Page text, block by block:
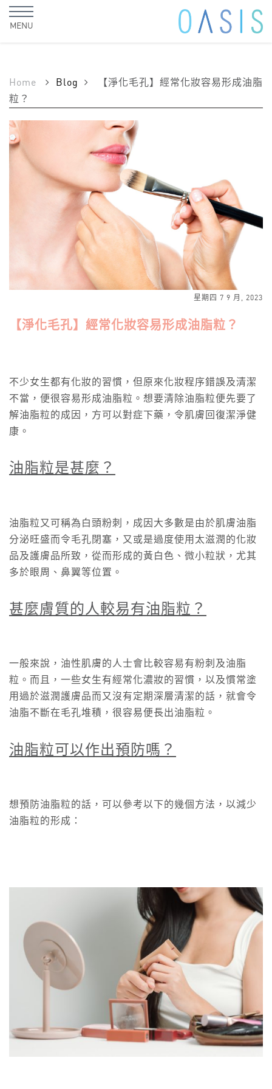
MENU
Home Blog
【淨化毛孔】經常化妝容易形成油脂
粒？
星期四 7 9 月, 2023
【淨化毛孔】經常化妝容易形成油脂粒？
不少女生都有化妝的習慣，但原來化妝程序錯誤及清潔
不當，便很容易形成油脂粒。想要清除油脂粒便先要了
解油脂粒的成因，方可以對症下藥，令肌膚回復潔淨健
康。
油脂粒是甚麼？
油脂粒又可稱為白頭粉刺，成因大多數是由於肌膚油脂
分泌旺盛而令毛孔閉塞，又或是過度使用太滋潤的化妝
品及護膚品所致，從而形成的黃白色、微小粒狀，尤其
多於眼周、鼻翼等位置。
甚麼膚質的人較易有油脂粒？
一般來說，油性肌膚的人士會比較容易有粉刺及油脂
粒。而且，一些女生有經常化濃妝的習慣，以及慣常塗
用過於滋潤護膚品而又沒有定期深層清潔的話，就會令
油脂不斷在毛孔堆積，很容易便長出油脂粒。
油脂粒可以作出預防嗎？
想預防油脂粒的話，可以參考以下的幾個方法，以減少
油脂粒的形成：